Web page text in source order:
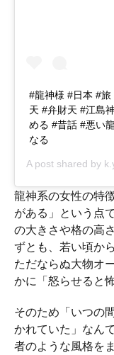
#龍神様 #日本 #
天 #弁財天 #江島
める #昔話 #悪い
なる
A post shared by
龍神系の女性の特
がある」という点
の大きさや格の高
ずとも、若い頃か
ただならぬ大物オ
かに「怒らせると
そのため「いつの
かれていた」なん
者のような風格を